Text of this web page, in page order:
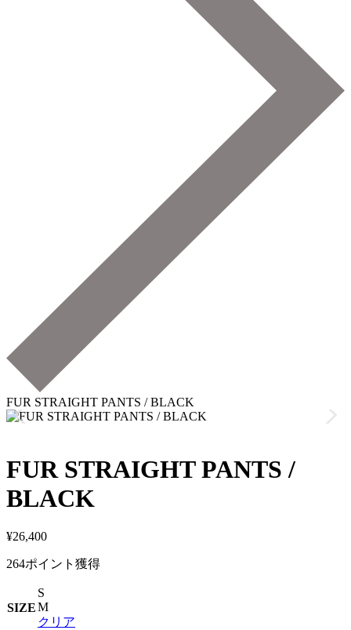
FUR STRAIGHT PANTS / BLACK
FUR STRAIGHT PANTS /
BLACK
¥26,400
264ポイント獲得
SIZE
S
M
クリア